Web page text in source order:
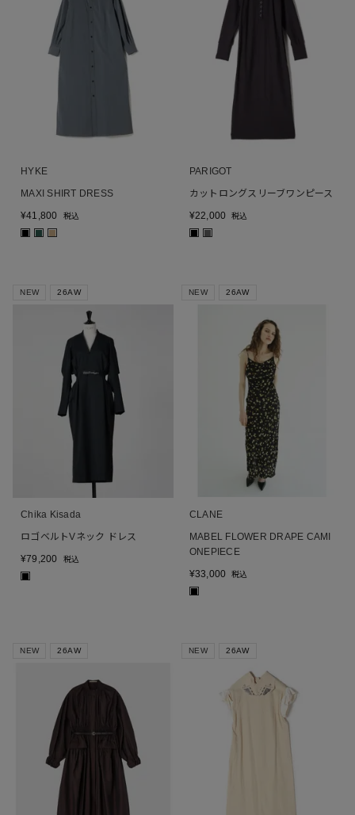
HYKE
MAXI SHIRT DRESS
¥41,800 税込
PARIGOT
カットロングスリーブワンピース
¥22,000 税込
NEW 26AW
Chika Kisada
ロゴベルトVネック ドレス
¥79,200 税込
■
NEW 26AW
CLANE
MABEL FLOWER DRAPE CAMI
ONEPIECE
¥33,000 税込
■
NEW 26AW NEW 26AW